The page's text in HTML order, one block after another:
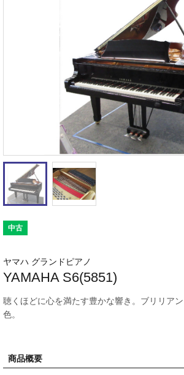
中古
ヤマハ グランドピアノ
YAMAHA S6(5851)
聴くほどに心を満たす豊かな響き。ブリリア
色。
商品概要